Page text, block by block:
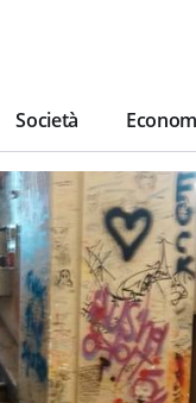
Società